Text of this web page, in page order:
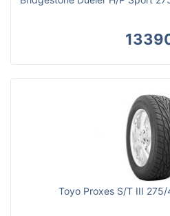
Toyo Proxes S/T III 275/